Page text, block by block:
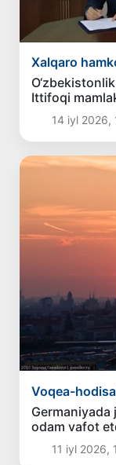
Xalqaro
Ittifoqi
imkoniyatlar
14 iyl 2026,
Voqea-
odam vafot
11 iyl 2026,